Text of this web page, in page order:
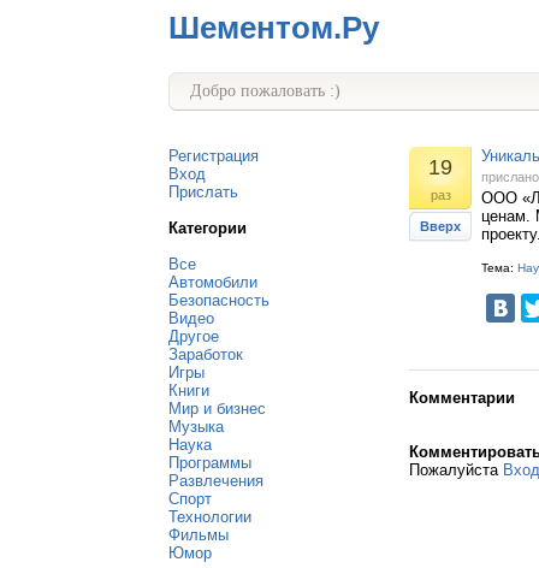
Шементом.Ру
Добро пожаловать :)
Регистрация
Вход
Прислать
Категории
Все
Автомобили
Безопасность
Видео
Другое
Заработок
Игры
Книги
Мир и бизнес
Музыка
Наука
Программы
Развлечения
Спорт
Технологии
Фильмы
Юмор
19
раз
Вверх
ООО
ценам.
Тема:
Комментарии
Пожалуйста Вход